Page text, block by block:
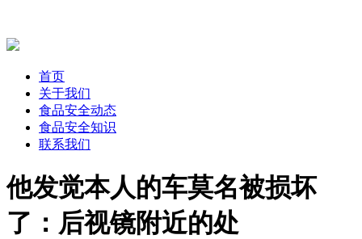
首页
关于我们
食品安全动态
食品安全知识
联系我们
他发觉本人的车莫名被损坏
了：后视镜附近的处